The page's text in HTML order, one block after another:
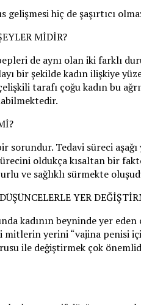
gelişmesi hiç de şaşırtıcı
MİDİR?
de aynı olan iki farklı
bir şekilde kadın ilişkiye
tarafı çoğu kadın bu
sorundur. Tedavi süreci
oldukça kısaltan bir
ve sağlıklı sürmekte
YER
kadının beyninde yer
yerini “vajina penisi
ile değiştirmek çok